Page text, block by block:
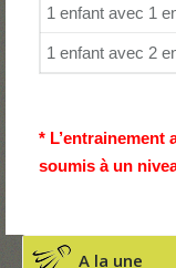
1 enfant avec 1
1 enfant avec 2
* L’entrainement
soumis à un
A la une